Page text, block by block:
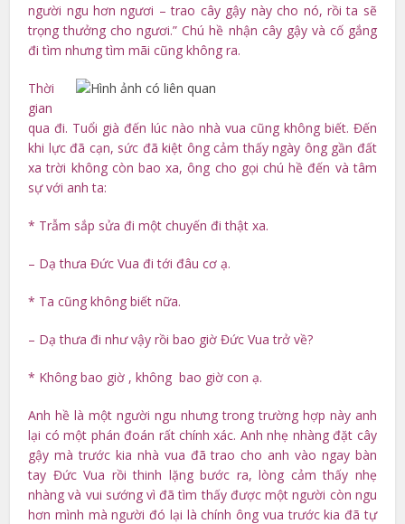
người ngu hơn ngươi – trao cây gậy này cho nó, rồi ta sẽ
trọng thưởng cho ngươi.” Chú hề nhận cây gậy và cố gắng
đi tìm nhưng tìm mãi cũng không ra.
Thời
gian
qua đi. Tuổi già đến lúc nào nhà vua cũng không biết. Đến
khi lực đã cạn, sức đã kiệt ông cảm thấy ngày ông gần đất
xa trời không còn bao xa, ông cho gọi chú hề đến và tâm
sự với anh ta:
* Trẫm sắp sửa đi một chuyến đi thật xa.
– Dạ thưa Đức Vua đi tới đâu cơ ạ.
* Ta cũng không biết nữa.
– Dạ thưa đi như vậy rồi bao giờ Đức Vua trở về?
* Không bao giờ , không bao giờ con ạ.
Anh hề là một người ngu nhưng trong trường hợp này anh
lại có một phán đoán rất chính xác. Anh nhẹ nhàng đặt cây
gậy mà trước kia nhà vua đã trao cho anh vào ngay bàn
tay Đức Vua rồi thinh lặng bước ra, lòng cảm thấy nhẹ
nhàng và vui sướng vì đã tìm thấy được một người còn ngu
hơn mình mà người đó lại là chính ông vua trước kia đã tự